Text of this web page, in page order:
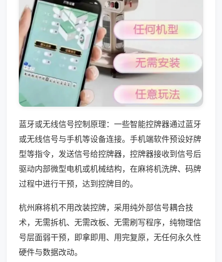
蓝牙或无线信号控制原理：一些智能控牌器通过蓝牙
或无线信号与手机等设备连接。手机端软件预设好牌
型等指令，发送信号给控牌器，控牌器接收到信号后
驱动内部微型电机或机械结构，在麻将机洗牌、码牌
过程中进行干预，达到控牌目的。
杭州麻将机不用改装控牌，采用纯外部信号耦合技
术，无需拆机、无需改板、无需刷写程序，纯物理信
号层面弱干预，即拿即用、用完复原，无任何永久性
硬件与数据改动。